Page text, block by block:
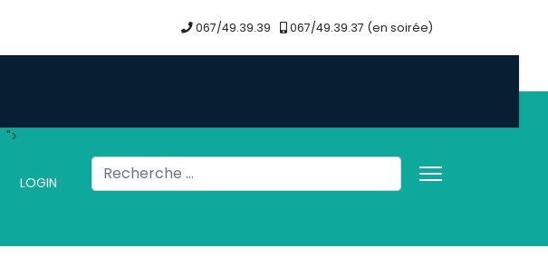
067/49.39.39 067/49.39.37 (en soirée)
">
LOGIN
Rechercher